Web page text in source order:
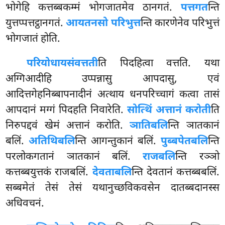
भोगेहि कत्तब्बकम्मं भोगजातमेव ठानगतं. पत्तगतन्ति
युत्तप्पत्तट्ठानगतं.आयतनसो परिभुत्तन्ति कारणेनेव परिभुत्तं
भोगजातं होति.
परियोधायसंवत्ततीति पिदहित्वा वत्तति. यथा
अग्गिआदीहि उप्पन्नासु आपदासु, एवं
आदित्तगेहनिब्बापनादीनं अत्थाय धनपरिच्चागं कत्वा तासं
आपदानं मग्गं पिदहति निवारेति. सोत्थिं अत्तानं करोतीति
निरुपद्दवं खेमं अत्तानं करोति.ञातिबलिन्ति ञातकानं
बलिं.अतिथिबलिन्ति आगन्तुकानं बलिं. पुब्बपेतबलिन्ति
परलोकगतानं ञातकानं बलिं.राजबलिन्ति रञ्ञो
कत्तब्बयुत्तकं राजबलिं. देवताबलिन्ति देवतानं कत्तब्बबलिं.
सब्बमेतं तेसं तेसं यथानुच्छविकवसेन दातब्बदानस्स
अधिवचनं.